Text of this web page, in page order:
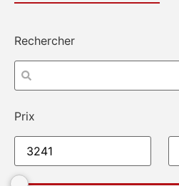
Rechercher
Prix